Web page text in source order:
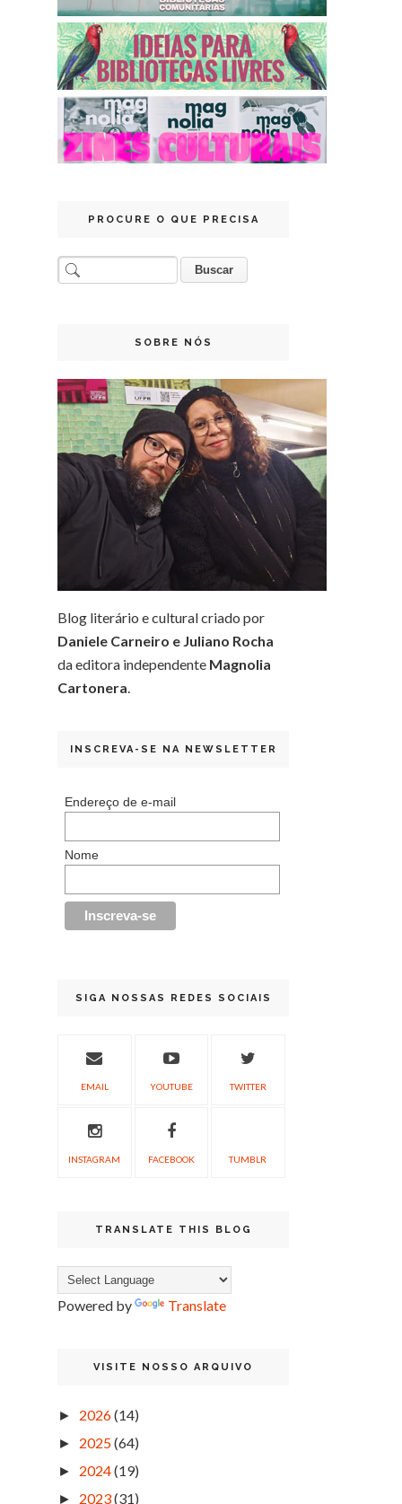
PROCURE O QUE PRECISA
SOBRE NÓS
Blog literário e cultural criado por
Daniele Carneiro e Juliano Rocha
da editora independente Magnolia
Cartonera
INSCREVA-SE NA NEWSLETTER
Endereço de e-mail
Nome
SIGA NOSSAS REDES SOCIAIS
EMAIL YOUTUBE TWITTER
INSTAGRAM FACEBOOK TUMBLR
TRANSLATE THIS BLOG
Powered by Translate
VISITE NOSSO ARQUIVO
► 2026(14)
► 2025(64)
► 2024(19)
► 2023(31)